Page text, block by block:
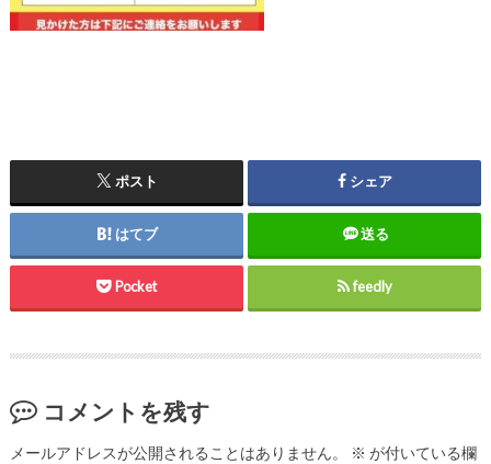
ポスト シェア
はてブ 送る
Pocket feedly
コメントを残す
メールアドレスが公開されることはありません。 ※ が付いている欄